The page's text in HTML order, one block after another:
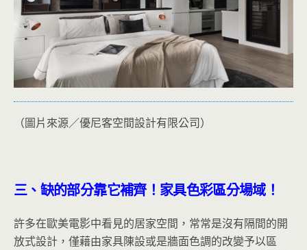
（圖片來源／優尼客空間設計有限公司）
三、缺的部分靠它補齊！家具色彩區分場域！
許多在歐美電影中看見的居家空間，常常是沒有隔間的開
放式設計，僅藉由家具陳設或是牆面色調的改變予以區